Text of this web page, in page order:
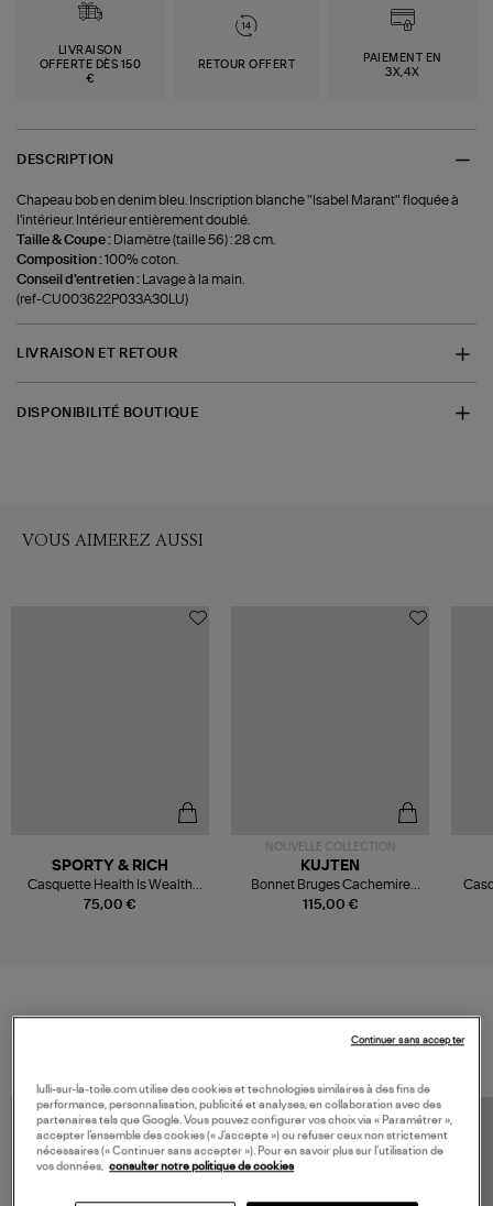
LIVRAISON
OFFERTE DÈS 150
€
RETOUR OFFERT
PAIEMENT EN
3X,4X
DESCRIPTION
Chapeau bob en denim bleu. Inscription blanche "Isabel Marant" floquée à
l'intérieur. Intérieur entièrement doublé.
Taille & Coupe : Diamètre (taille 56) : 28 cm.
Composition :100% coton.
Conseil d'entretien :
Lavage à la main.
(ref-CU003622P033A30LU)
LIVRAISON ET RETOUR
DISPONIBILITÉ BOUTIQUE
VOUS AIMEREZ AUSSI
75,00 €
SPORTY & RICH
Casquette Health Is Wealth
Mist
NOUVELLE COLLECTION
115,00 €
KUJTEN
Bonnet Bruges Cachemire
Mouline Celest Mouli
lulli-sur-la-toile.com utilise des cookies et technologies similaires à des fins de
performance, personnalisation, publicité et analyses, en collaboration avec des
partenaires tels que Google. Vous pouvez configurer vos choix via « Paramétrer »,
accepter l’ensemble des cookies (« J’accepte ») ou refuser ceux non strictement
nécessaires (« Continuer sans accepter »). Pour en savoir plus sur l’utilisation de
vos données, consulter notre politique de cookies
Continuer sans accepter